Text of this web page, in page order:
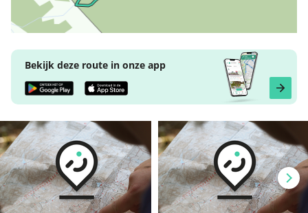
Bekijk deze route in onze app